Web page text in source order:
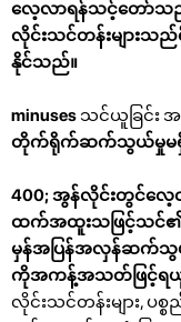
လေ့လာရန်သင့်တော်သည့်
လိုင်းသင်တန်းများသ
နိုင်သည်။
minuses သင်ယူခြင်း
တိုက်ရိုက်ဆက်သွယ်မှုမရှိ
400; အွန်လိုင်းတွင်လေ့လ
ထက်အထူးသဖြင့်သင်၏န
မှန်အပြန်အလှန်ဆက်သွ
ကိုအကန့်အသတ်ဖြင့်ရယူ
လိုင်းသင်တန်းများ, ပစ္စ